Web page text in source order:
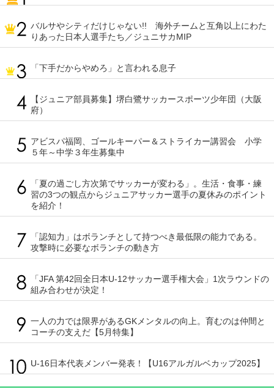
バルサやシティだけじゃない!! 海外チームと互角以上にわた
りあった日本人選手たち／ジュニサカMIP
「下手だからやめろ」と言われる息子
【ジュニア部員募集】堺白鷺サッカースポーツ少年団（大阪
府）
アビスパ福岡、ゴールキーパー＆ストライカー講習会 小学
５年～中学３年生募集中
「夏の過ごし方次第でサッカーが変わる」。生活・食事・練
習の3つの観点からジュニアサッカー選手の夏休みのポイント
を紹介！
「認知力」はボランチとして持つべき最低限の能力である。
攻撃時に必要なボランチの動き方
「JFA 第42回全日本U-12サッカー選手権大会」1次ラウンドの
組み合わせが決定！
一人の力では限界があるGKメンタルの向上。育むのは仲間と
コーチの支えだ【5月特集】
U-16日本代表メンバー発表！【U16アルガルベカップ2025】